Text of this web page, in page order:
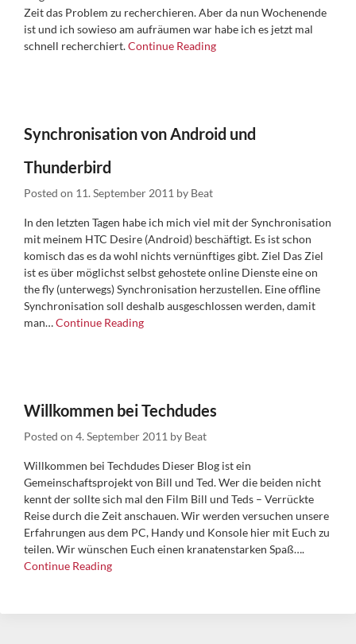
Zeit das Problem zu recherchieren. Aber da nun Wochenende
ist und ich sowieso am aufräumen war habe ich es jetzt mal
schnell recherchiert.Continue Reading
Synchronisation von Android und
Thunderbird
Posted on 11. September 2011 by Beat
In den letzten Tagen habe ich mich viel mit der Synchronisation
mit meinem HTC Desire (Android) beschäftigt. Es ist schon
komisch das es da wohl nichts vernünftiges gibt. Ziel Das Ziel
ist es über möglichst selbst gehostete online Dienste eine on
the fly (unterwegs) Synchronisation herzustellen. Eine offline
Synchronisation soll deshalb ausgeschlossen werden, damit
man…Continue Reading
Willkommen bei Techdudes
Posted on 4. September 2011 by Beat
Willkommen bei Techdudes Dieser Blog ist ein
Gemeinschaftsprojekt von Bill und Ted. Wer die beiden nicht
kennt der sollte sich mal den Film Bill und Teds – Verrückte
Reise durch die Zeit anschauen. Wir werden versuchen unsere
Erfahrungen aus dem PC, Handy und Konsole hier mit Euch zu
teilen. Wir wünschen Euch einen kranatenstarken Spaß….
Continue Reading